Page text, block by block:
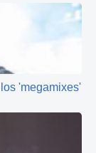
'megamixes'